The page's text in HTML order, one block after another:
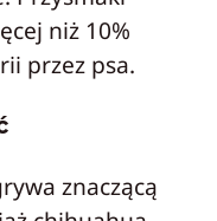
niż 10%
przez psa.
znaczącą